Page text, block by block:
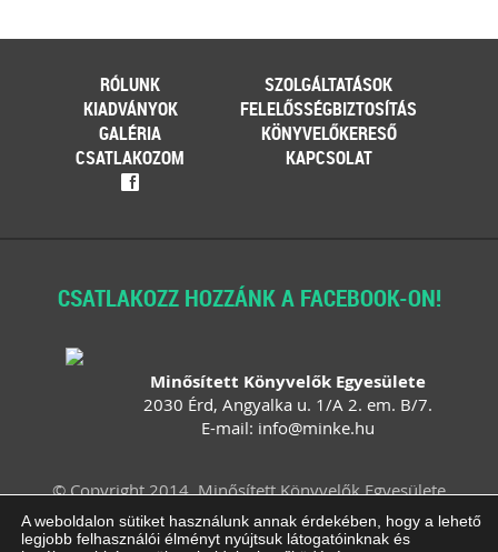
RÓLUNK
SZOLGÁLTATÁSOK
KIADVÁNYOK
FELELŐSSÉGBIZTOSÍTÁS
GALÉRIA
KÖNYVELŐKERESŐ
CSATLAKOZOM
KAPCSOLAT
f
CSATLAKOZZ HOZZÁNK A FACEBOOK-ON!
Minősített Könyvelők Egyesülete
2030 Érd, Angyalka u. 1/A 2. em. B/7.
E-mail: info@minke.hu
© Copyright 2014. Minősített Könyvelők Egyesülete
Felhasználási feltételek
Adatvédelem
Impresszum
ÁSZF Süti beállítások
A weboldalon sütiket használunk annak érdekében, hogy a lehető
legjobb felhasználói élményt nyújtsuk látogatóinknak és